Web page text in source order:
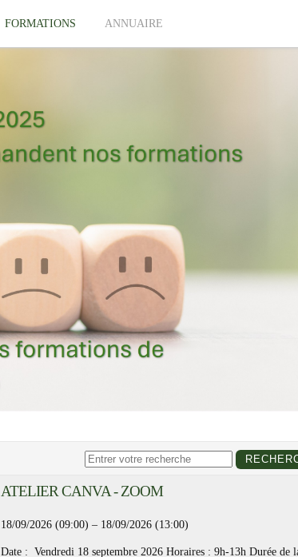
FORMATIONS ANNUAIRE
ATELIER CANVA - ZOOM
18/09/2026 (09:00) – 18/09/2026 (13:00)
Date : Vendredi 18 septembre 2026 Horaires : 9h-13h Durée de